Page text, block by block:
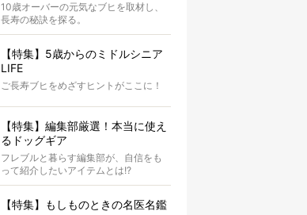
10歳オーバーの元気なブヒを取材し、
長寿の秘訣を探る。
【特集】5歳からのミドルシニア
LIFE
ご長寿ブヒをめざすヒントがここに！
【特集】編集部厳選！本当に使え
るドッグギア
フレブルと暮らす編集部が、自信をも
って紹介したいアイテムとは!?
【特集】もしものときの名医名鑑